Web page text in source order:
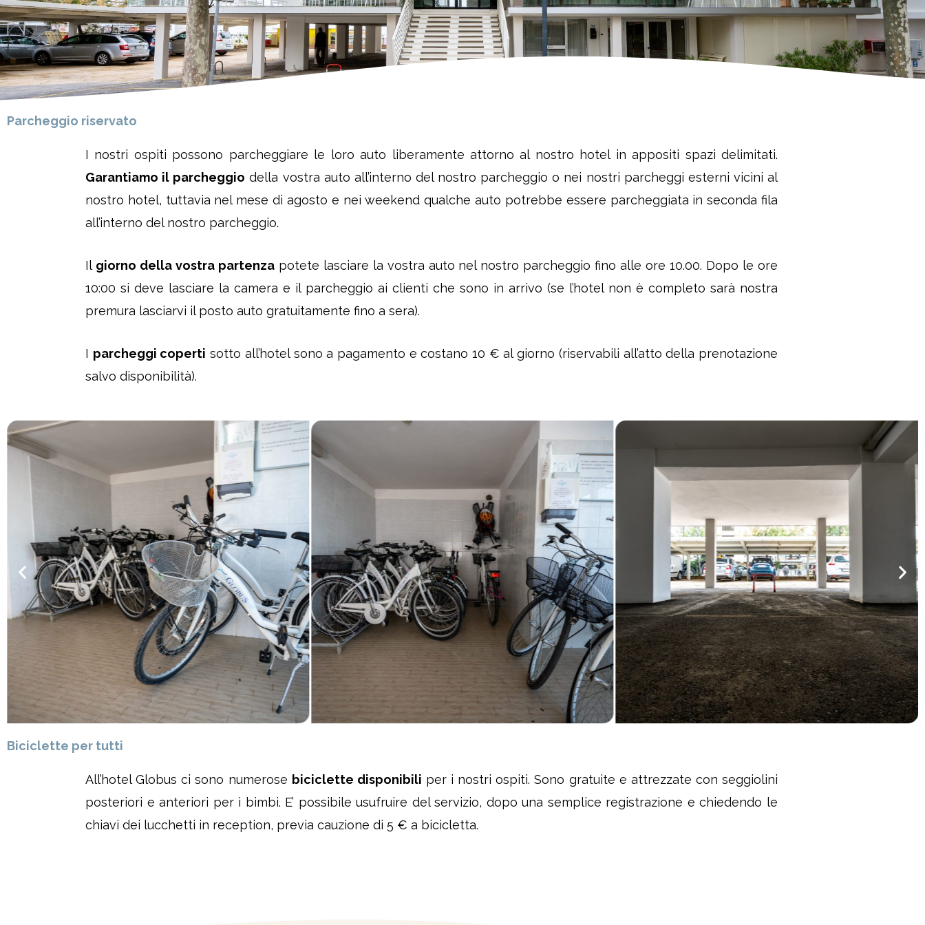
Parcheggio riservato
I nostri ospiti possono parcheggiare le loro auto liberamente attorno al nostro hotel in appositi spazi delimitati.
Garantiamo il parcheggio della vostra auto all’interno del nostro parcheggio o nei nostri parcheggi esterni vicini al
nostro hotel, tuttavia nel mese di agosto e nei weekend qualche auto potrebbe essere parcheggiata in seconda fila
all’interno del nostro parcheggio.
Il giorno della vostra partenzapotete lasciare la vostra auto nel nostro parcheggio fino alle ore 10.00. Dopo le ore
10:00 si deve lasciare la camera e il parcheggio ai clienti che sono in arrivo (se l’hotel non è completo sarà nostra
premura lasciarvi il posto auto gratuitamente fino a sera).
I parcheggi coperti sotto all’hotel sono a pagamento e costano 10 € al giorno (riservabili all’atto della prenotazione
salvo disponibilità).
Biciclette per tutti
All’hotel Globus ci sono numerose biciclette disponibili per i nostri ospiti. Sono gratuite e attrezzate con seggiolini
posteriori e anteriori per i bimbi. E’ possibile usufruire del servizio, dopo una semplice registrazione e chiedendo le
chiavi dei lucchetti in reception, previa cauzione di 5 € a bicicletta.